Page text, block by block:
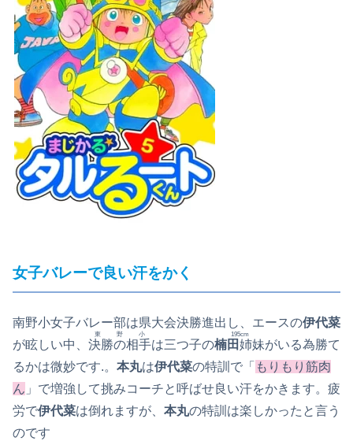
女子バレーで良い汗をかく
南野小女子バレー部は県大会決勝進出し、エースの伊代菜
が眩しい中、 決勝の相手
東野小
は三つ子の楠田姉妹
195cm
がいる為勝て
るかは微妙です.。 本丸は伊代菜の特訓で「 もりもり筋肉
ん 」で増強して挑みコーチと呼ばせ良い汗をかきます。疲
労で伊代菜は倒れますが、 本丸の特訓は楽しかったと言う
のです